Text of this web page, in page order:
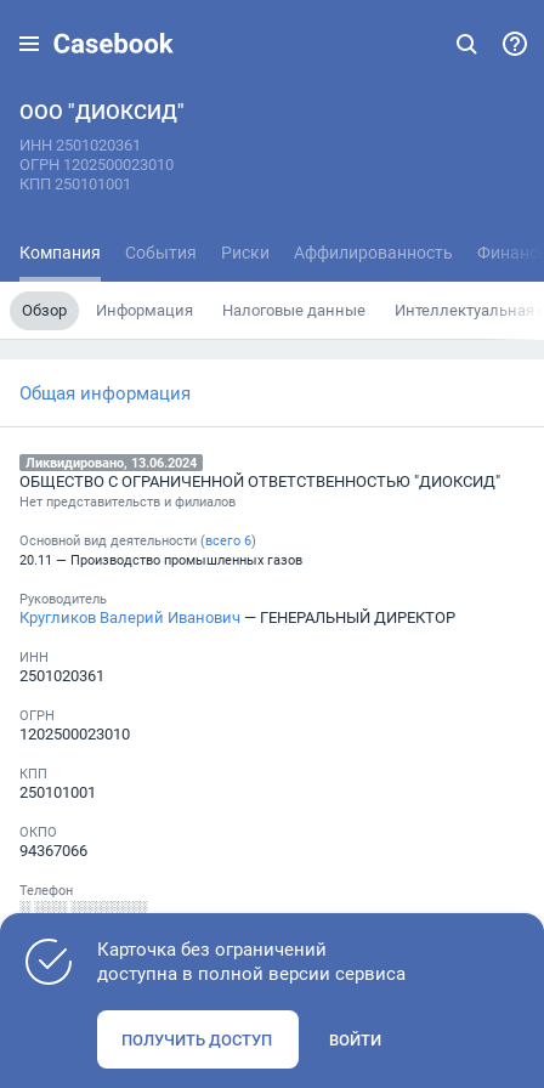
ООО "ДИОКСИД"
ИНН 2501020361
ОГРН 1202500023010
КПП 250101001
Компания События Риски Аффилированность
Обзор Информация Налоговые данные Интеллектуальная
Общая информация
Ликвидировано, 13.06.2024
ОБЩЕСТВО С ОГРАНИЧЕННОЙ ОТВЕТСТВЕННОСТЬЮ "ДИОКСИД"
Нет представительств и филиалов
Основной вид деятельности (всего 6)
20.11 — Производство промышленных газов
Руководитель
Кругликов Валерий Иванович — ГЕНЕРАЛЬНЫЙ ДИРЕКТОР
ИНН
2501020361
ОГРН
1202500023010
КПП
250101001
ОКПО
94367066
Телефон
░ ░░░ ░░░░░░░
Проверьте учредительные документы, адрес регистрации и
Карточка без ограничений
доступна в полной версии сервиса
ПОЛУЧИТЬ ДОСТУП ВОЙТИ